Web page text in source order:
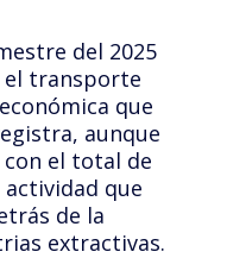
del 2025
el transporte
que
aunque
el total de
que
de la
extractivas.